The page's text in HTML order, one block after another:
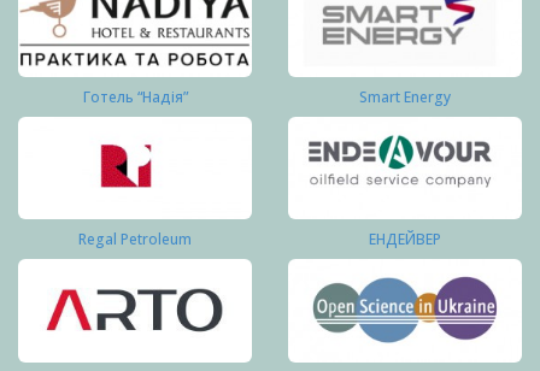
Готель “Надія” Smart Energy
Regal Petroleum ЕНДЕЙВЕР